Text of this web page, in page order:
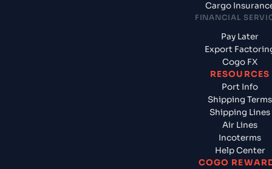
Cargo
FINANCIAL
Pay Later
Export
Cogo FX
RESOURCES
Port Info
Shipping Terms
Shipping Lines
Air Lines
Incoterms
Help Center
COGO